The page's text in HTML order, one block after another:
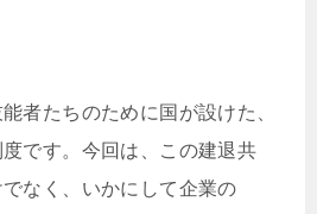
者たちのために国が設けた、
です。今回は、この建退共
なく、いかにして企業の